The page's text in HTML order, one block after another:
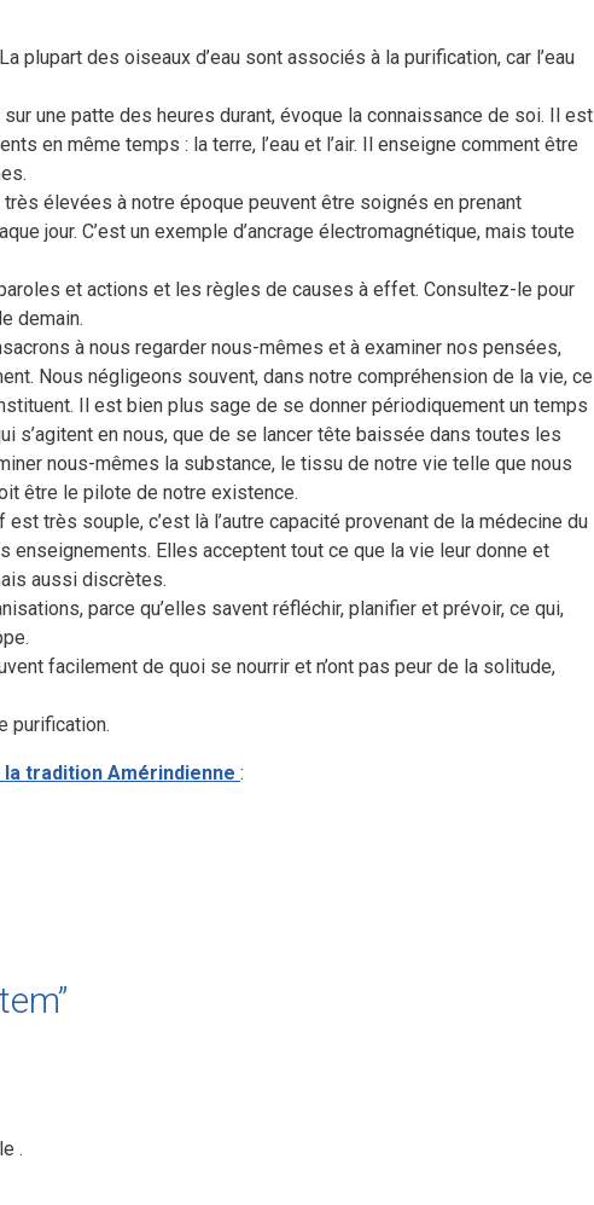
des oiseaux d’eau sont associés à la purification, car l’eau
une patte des heures durant, évoque la connaissance de soi.
Il est
en même temps : la terre, l’eau et l’air. Il enseigne comment être
élevées à notre époque peuvent être soignés en prenant
jour. C’est un exemple d’ancrage électromagnétique, mais toute
et actions et les règles de causes à effet. Consultez-le pour
demain.
à nous regarder nous-mêmes et à examiner nos pensées,
Nous négligeons souvent, dans notre compréhension de la vie, ce
Il est bien plus sage de se donner périodiquement un temps
s’agitent en nous, que de se lancer tête baissée dans toutes les
nous-mêmes la substance, le tissu de notre vie telle que nous
être le pilote de notre existence.
très souple, c’est là l’autre capacité provenant de la médecine du
enseignements. Elles acceptent tout ce que la vie leur donne et
aussi discrètes.
parce qu’elles savent réfléchir, planifier et prévoir, ce qui,
facilement de quoi se nourrir et n’ont pas peur de la solitude,
purification.
tradition Amérindienne :
.